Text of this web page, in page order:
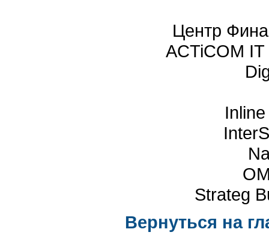
Центр
ACTiCOM
Strateg
Вернуться на